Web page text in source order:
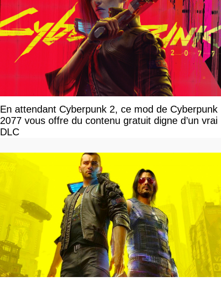
En attendant Cyberpunk 2, ce mod de Cyberpunk
2077 vous offre du contenu gratuit digne d’un vrai
DLC